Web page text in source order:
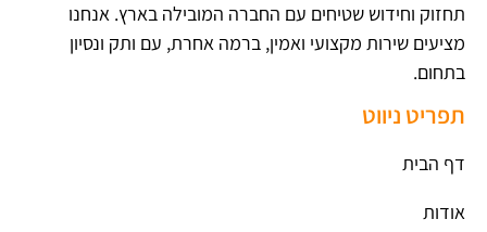
תחזוק וחידוש שטיחים עם החברה המובילה בארץ​. אנחנו
מציעים שירות מקצועי ואמין, ברמה אחרת, עם ותק ונסיון
בתחום.
תפריט ניווט
דף הבית
אודות